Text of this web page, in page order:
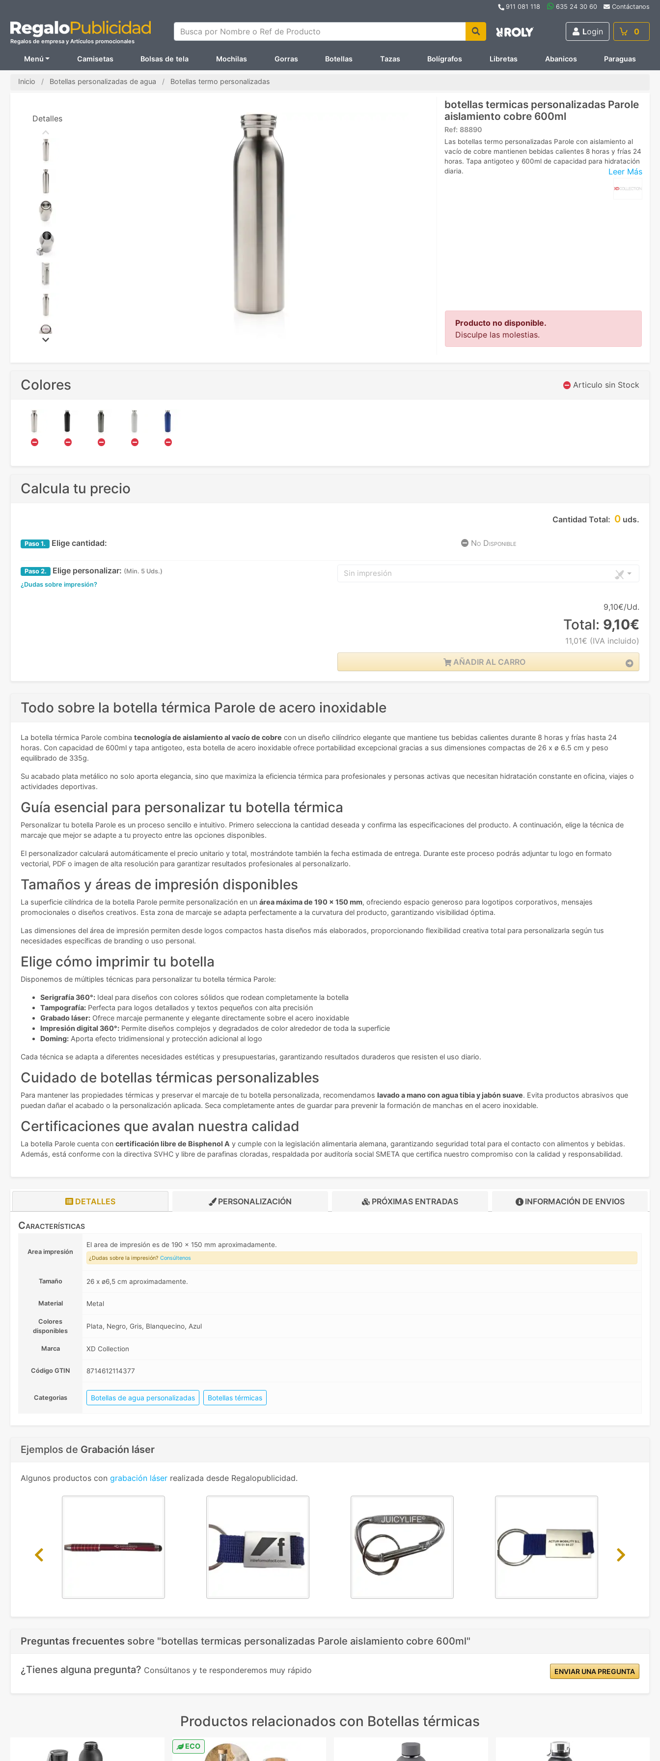
911 081 118 635 24 30 60 Contáctanos
Regalos de empresa y Artículos promocionales
Busca por Nombre o Ref de Producto Login 0
Menú Camisetas Bolsas de tela Mochilas Gorras Botellas Tazas Bolígrafos Libretas Abanicos Paraguas
Inicio Botellas personalizadas de agua Botellas termo personalizadas
botellas termicas personalizadas Parole
aislamiento cobre 600ml
Ref: 88890
Leer Más
Las botellas termo personalizadas Parole con aislamiento al
vacío de cobre mantienen bebidas calientes 8 horas y frías 24
horas. Tapa antigoteo y 600ml de capacidad para hidratación
diaria.
Producto no disponible.
Disculpe las molestias.
Detalles
Colores Articulo sin Stock
Calcula tu precio
Cantidad Total: 0 uds.
Paso 1. Elige cantidad: No Disponible
Paso 2. Elige personalizar: (Min. 5 Uds.)
¿Dudas sobre impresión?
Sin impresión
9,10€/Ud.
Total: 9,10€
11,01€ (IVA incluido)
AÑADIR AL CARRO
Todo sobre la botella térmica Parole de acero inoxidable
La botella térmica Parole combina tecnología de aislamiento al vacío de cobre con un diseño cilíndrico elegante que mantiene tus bebidas calientes durante 8 horas y frías hasta 24
horas. Con capacidad de 600ml y tapa antigoteo, esta botella de acero inoxidable ofrece portabilidad excepcional gracias a sus dimensiones compactas de 26 x ø 6.5 cm y peso
equilibrado de 335g.
Su acabado plata metálico no solo aporta elegancia, sino que maximiza la eficiencia térmica para profesionales y personas activas que necesitan hidratación constante en oficina, viajes o
actividades deportivas.
Guía esencial para personalizar tu botella térmica
Personalizar tu botella Parole es un proceso sencillo e intuitivo. Primero selecciona la cantidad deseada y confirma las especificaciones del producto. A continuación, elige la técnica de
marcaje que mejor se adapte a tu proyecto entre las opciones disponibles.
El personalizador calculará automáticamente el precio unitario y total, mostrándote también la fecha estimada de entrega. Durante este proceso podrás adjuntar tu logo en formato
vectorial, PDF o imagen de alta resolución para garantizar resultados profesionales al personalizarlo.
Tamaños y áreas de impresión disponibles
La superficie cilíndrica de la botella Parole permite personalización en un área máxima de 190 x 150 mm, ofreciendo espacio generoso para logotipos corporativos, mensajes
promocionales o diseños creativos. Esta zona de marcaje se adapta perfectamente a la curvatura del producto, garantizando visibilidad óptima.
Las dimensiones del área de impresión permiten desde logos compactos hasta diseños más elaborados, proporcionando flexibilidad creativa total para personalizarla según tus
necesidades específicas de branding o uso personal.
Elige cómo imprimir tu botella
Disponemos de múltiples técnicas para personalizar tu botella térmica Parole:
Serigrafía 360°: Ideal para diseños con colores sólidos que rodean completamente la botella
Tampografía: Perfecta para logos detallados y textos pequeños con alta precisión
Grabado láser: Ofrece marcaje permanente y elegante directamente sobre el acero inoxidable
Impresión digital 360°: Permite diseños complejos y degradados de color alrededor de toda la superficie
Doming: Aporta efecto tridimensional y protección adicional al logo
Cada técnica se adapta a diferentes necesidades estéticas y presupuestarias, garantizando resultados duraderos que resisten el uso diario.
Cuidado de botellas térmicas personalizables
Para mantener las propiedades térmicas y preservar el marcaje de tu botella personalizada, recomendamos lavado a mano con agua tibia y jabón suave. Evita productos abrasivos que
puedan dañar el acabado o la personalización aplicada. Seca completamente antes de guardar para prevenir la formación de manchas en el acero inoxidable.
Certificaciones que avalan nuestra calidad
La botella Parole cuenta con certificación libre de Bisphenol A y cumple con la legislación alimentaria alemana, garantizando seguridad total para el contacto con alimentos y bebidas.
Además, está conforme con la directiva SVHC y libre de parafinas cloradas, respaldada por auditoría social SMETA que certifica nuestro compromiso con la calidad y responsabilidad.
DETALLES PERSONALIZACIÓN PRÓXIMAS ENTRADAS INFORMACIÓN DE ENVIOS
Características
Area impresión
El area de impresión es de 190 x 150 mm aproximadamente.
¿Dudas sobre la impresión? Consúltenos
Tamaño 26 x ø6,5 cm aproximadamente.
Material Metal
Colores
disponibles
Plata, Negro, Gris, Blanquecino, Azul
Marca XD Collection
Código GTIN 8714612114377
Categorias Botellas de agua personalizadas Botellas térmicas
Ejemplos de Grabación láser
Algunos productos con grabación láser realizada desde Regalopublicidad.
Previous Next
Preguntas frecuentes sobre "botellas termicas personalizadas Parole aislamiento cobre 600ml"
¿Tienes alguna pregunta? Consúltanos y te responderemos muy rápido ENVIAR UNA PREGUNTA
Productos relacionados con Botellas térmicas
ECO